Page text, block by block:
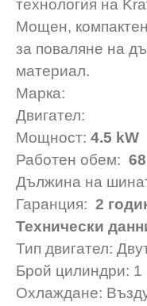
технология на
Мощен,
за поваляне на
материал.
Марка:
Двигател:
Мощност: 4.5 kW
Работен обем:
Дължина на
Гаранция: 2
Технически
Тип двигател:
Брой цилиндри: 1
Охлаждане: